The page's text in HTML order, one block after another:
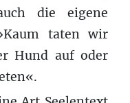
die eigene
taten wir
Hund auf oder